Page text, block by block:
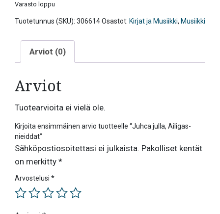
Varasto loppu
Tuotetunnus (SKU): 306614Osastot: Kirjat ja Musiikki, Musiikki
Arviot (0)
Arviot
Tuotearvioita ei vielä ole.
Kirjoita ensimmäinen arvio tuotteelle “Juhca julla, Ailigas-
nieiddat”
Sähköpostiosoitettasi ei julkaista. Pakolliset kentät
on merkitty *
Arvostelusi *